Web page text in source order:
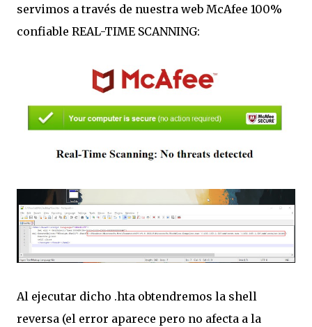
servimos a través de nuestra web McAfee 100%
confiable REAL-TIME SCANNING:
Al ejecutar dicho .hta obtendremos la shell
reversa (el error aparece pero no afecta a la